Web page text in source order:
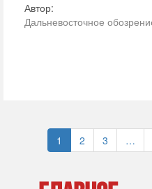
Автор:
Дальневосточное
1 2 3 …